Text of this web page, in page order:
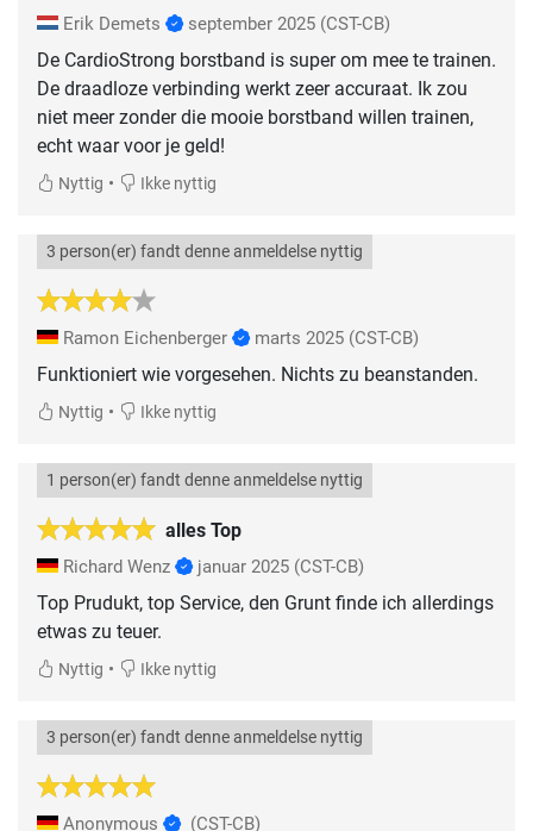
Erik Demets september 2025 (CST-CB)
De CardioStrong borstband is super om mee te trainen.
De draadloze verbinding werkt zeer accuraat. Ik zou
niet meer zonder die mooie borstband willen trainen,
echt waar voor je geld!
Nyttig • Ikke nyttig
3 person(er) fandt denne anmeldelse nyttig
Ramon Eichenberger marts 2025 (CST-CB)
Funktioniert wie vorgesehen. Nichts zu beanstanden.
Nyttig • Ikke nyttig
alles Top
1 person(er) fandt denne anmeldelse nyttig
Richard Wenz januar 2025 (CST-CB)
Top Prudukt, top Service, den Grunt finde ich allerdings
etwas zu teuer.
Nyttig • Ikke nyttig
3 person(er) fandt denne anmeldelse nyttig
Anonymous (CST-CB)